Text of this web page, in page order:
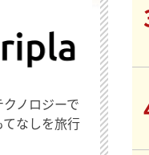
ノロジーで
なしを旅行